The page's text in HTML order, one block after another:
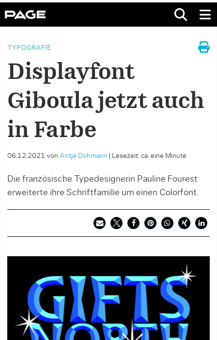
TYPOGRAFIE
Displayfont
Giboula jetzt auch
in Farbe
06.12.2021 von Antje Dohmann Lesezeit: ca. eine Minute
Die französische Typedesignerin Pauline Fourest
erweiterte ihre Schriftfamilie um einen Colorfont.